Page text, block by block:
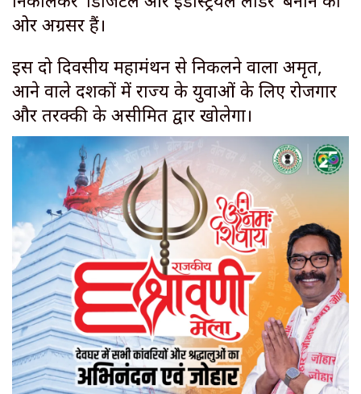
ओर अग्रसर हैं।
​इस दो दिवसीय महामंथन से निकलने वाला अमृत,
आने वाले दशकों में राज्य के युवाओं के लिए रोजगार
और तरक्की के असीमित द्वार खोलेगा।